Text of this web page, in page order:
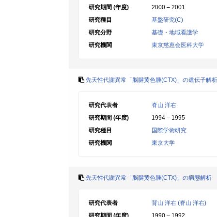
研究期間 (年度)
2000 – 2001
研究種目
基盤研究(C)
研究分野
基礎・地域看護学
研究機関
東京慈恵会医科大学
先天性代謝異常「脳腱黄色腫(CTX)」の遺伝子解析
研究代表者
脊山 洋右
研究期間 (年度)
1994 – 1995
研究種目
国際学術研究
研究機関
東京大学
先天性代謝異常「脳腱黄色腫(CTX)」の病態解析
研究代表者
背山 洋右 (脊山 洋右)
研究期間 (年度)
1990 – 1992